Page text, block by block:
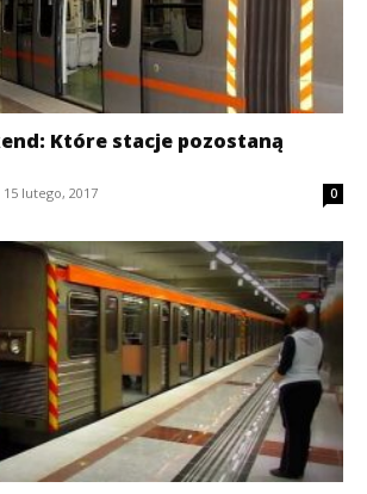
Które stacje pozostaną
15 lutego, 2017 0